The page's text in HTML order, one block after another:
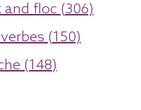
and floc (306)
(150)
(148)